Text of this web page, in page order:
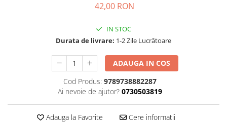
Lucrarea cu Copiii și Tinerii
Închinare prin Muzică
Devoționale/Meditații Biblice
42,00 RON
IN STOC
Durata de livrare: 1-2 Zile Lucrătoare
ADAUGA IN COS
Cod Produs: 9789738882287
Ai nevoie de ajutor? 0730503819
Adauga la Favorite Cere informatii